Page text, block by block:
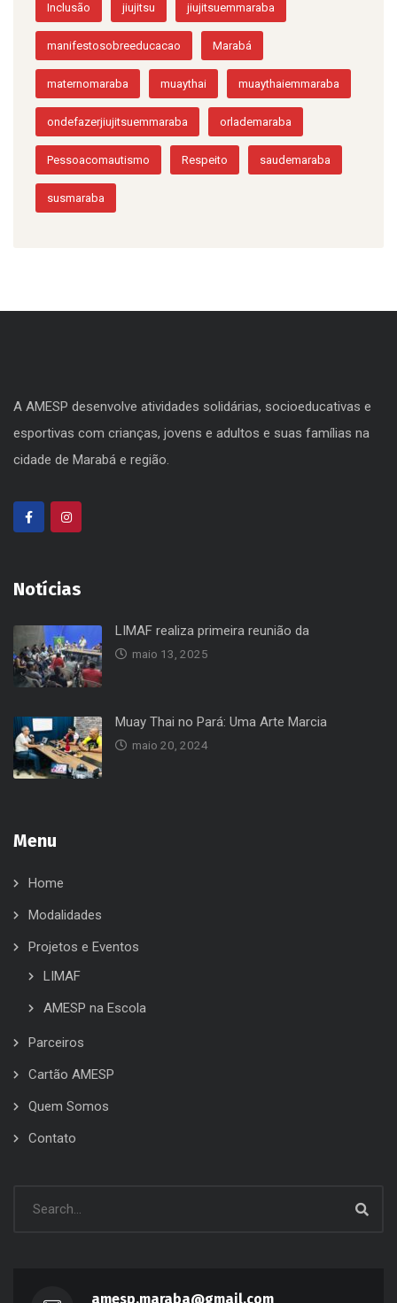
Inclusão jiujitsu jiujitsuemmaraba
manifestosobreeducacao Marabá
maternomaraba muaythai muaythaiemmaraba
ondefazerjiujitsuemmaraba orlademaraba
Pessoacomautismo Respeito saudemaraba
susmaraba
A AMESP desenvolve atividades solidárias, socioeducativas e
esportivas com crianças, jovens e adultos e suas famílias na
cidade de Marabá e região.
Notícias
LIMAF realiza primeira reunião da
maio 13, 2025
Muay Thai no Pará: Uma Arte Marcia
maio 20, 2024
Menu
Home
Modalidades
Projetos e Eventos
LIMAF
AMESP na Escola
Parceiros
Cartão AMESP
Quem Somos
Contato
amesp.maraba@gmail.com